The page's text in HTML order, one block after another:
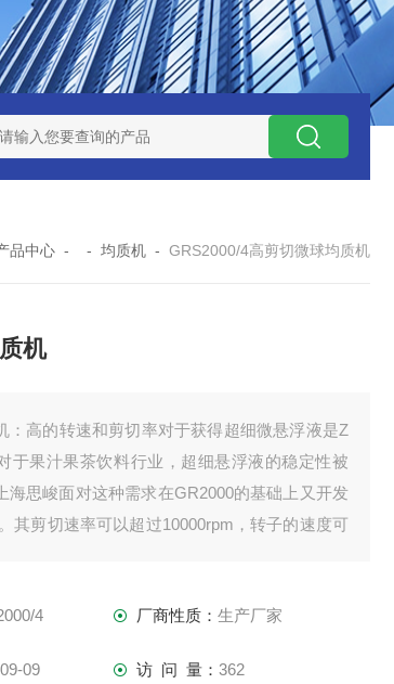
包覆回转炉 LNHZ-1200可倾斜式回转炉
品中心 - - 均质机 - GRS2000/4高剪切微球均质机
机
：高的转速和剪切率对于获得超细微悬浮液是Z
于果汁果茶饮料行业，超细悬浮液的稳定性被
海思峻面对这种需求在GR2000的基础上又开发
其剪切速率可以超过10000rpm，转子的速度可
4 厂商性质： 生产厂家
09 访 问 量： 362